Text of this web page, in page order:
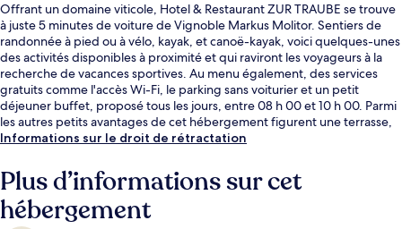
Offrant un domaine viticole, Hotel & Restaurant ZUR TRAUBE se trouve
à juste 5 minutes de voiture de Vignoble Markus Molitor. Sentiers de
randonnée à pied ou à vélo, kayak, et canoë-kayak, voici quelques-unes
des activités disponibles à proximité et qui raviront les voyageurs à la
recherche de vacances sportives. Au menu également, des services
gratuits comme l'accès Wi-Fi, le parking sans voiturier et un petit
déjeuner buffet, proposé tous les jours, entre 08 h 00 et 10 h 00. Parmi
les autres petits avantages de cet hébergement figurent une terrasse,
un service de nettoyage de vélos et une station de recharge pour vélo
Informations sur le droit de rétractation
Plus d’informations sur cet
hébergement